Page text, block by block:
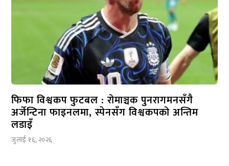
जुलाई १६, २०२६
फिफा विश्वकप फुटबल : रोमाञ्चक पुनरागमनसँगै
अर्जेन्टिना फाइनलमा, स्पेनसँग विश्वकपको अन्तिम
लडाइँ